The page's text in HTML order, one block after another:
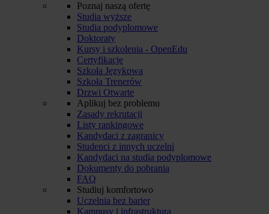
Poznaj naszą ofertę
Studia wyższe
Studia podyplomowe
Doktoraty
Kursy i szkolenia - OpenEdu
Certyfikacje
Szkoła Językowa
Szkoła Trenerów
Drzwi Otwarte
Aplikuj bez problemu
Zasady rekrutacji
Listy rankingowe
Kandydaci z zagranicy
Studenci z innych uczelni
Kandydaci na studia podyplomowe
Dokumenty do pobrania
FAQ
Studiuj komfortowo
Uczelnia bez barier
Kampusy i infrastruktura